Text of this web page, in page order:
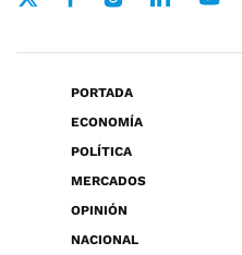
PORTADA
ECONOMÍA
POLÍTICA
MERCADOS
OPINIÓN
NACIONAL